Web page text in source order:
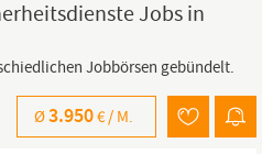
Jobs in
Jobbörsen gebündelt.
Ø3.950€ / M.